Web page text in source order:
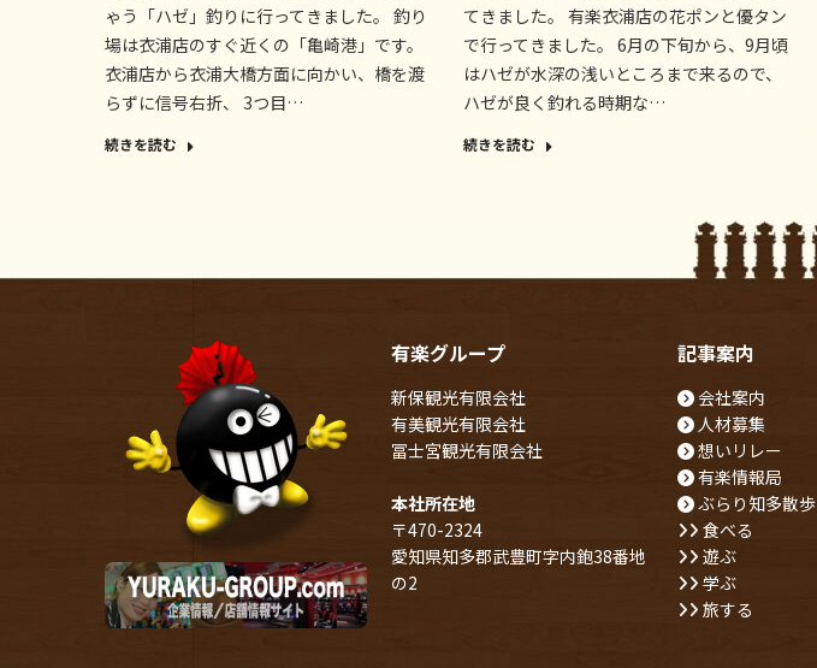
ゃう「ハゼ」釣りに行ってきました。 釣り
場は衣浦店のすぐ近くの「亀崎港」です。
衣浦店から衣浦大橋方面に向かい、橋を渡
らずに信号右折、 3つ目…
続きを読む
てきました。 有楽衣浦店の花ポンと優タン
で行ってきました。 6月の下旬から、9月頃
はハゼが水深の浅いところまで来るので、
ハゼが良く釣れる時期な…
続きを読む
有楽グループ
新保観光有限会社
有美観光有限会社
冨士宮観光有限会社
本社所在地
〒470-2324
愛知県知多郡武豊町字内鉋38番地
の2
記事案内
会社案内
人材募集
想いリレー
有楽情報局
ぶらり知多散歩
食べる
遊ぶ
学ぶ
旅する